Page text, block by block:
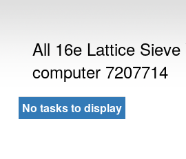
All 16e Lattice
computer 7207714
No tasks to display